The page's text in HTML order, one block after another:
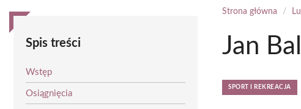
Spis treści
Wstęp
Osiągnięcia
Strona główna /
Jan
SPORT I REKREACJA